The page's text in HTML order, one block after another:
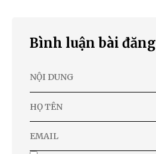
Bình luận bài đăng